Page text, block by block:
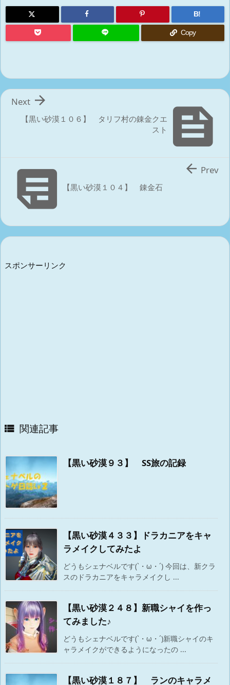
B!
Copy

【黒い砂漠１０６】 タリフ村の錬金クエ
スト

Next
 【黒い砂漠１０４】 錬金石
 Prev
スポンサーリンク
 関連記事
【黒い砂漠９３】 SS旅の記録
【黒い砂漠４３３】ドラカニアをキャ
ラメイクしてみたよ
どうもシェナベルです(`・ω・´) 今回は、新クラ
スのドラカニアをキャラメイクし ...
【黒い砂漠２４８】新職シャイを作っ
てみました♪
どうもシェナベルです(`・ω・´)新職シャイのキ
ャラメイクができるようになったの ...
【黒い砂漠１８７】 ランのキャラメ